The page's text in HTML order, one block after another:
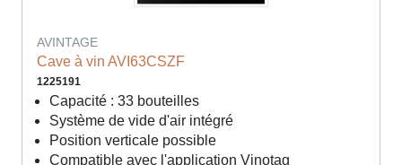
AVINTAGE
Cave à vin AVI63CSZF
1225191
Capacité : 33 bouteilles
Système de vide d'air intégré
Position verticale possible
Compatible avec l'application Vinotag